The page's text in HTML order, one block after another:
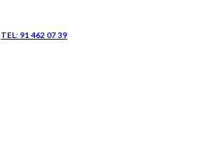
TEL: 91 462 07 39